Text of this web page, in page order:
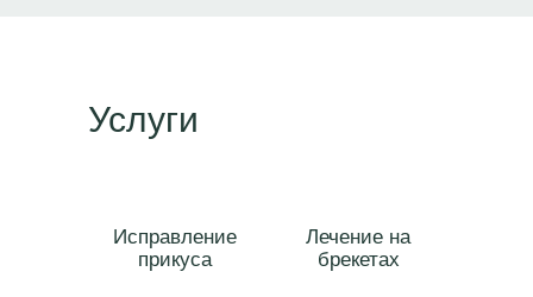
Услуги
Исправление
прикуса
Лечение на
брекетах